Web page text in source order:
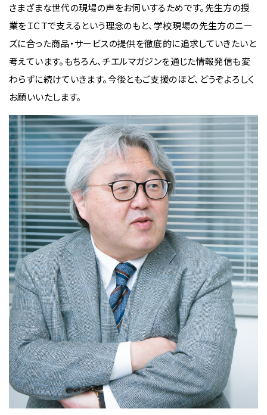
さまざまな世代の現場の声をお伺いするためです。先生方の授
業をＩＣＴで支えるという理念のもと、学校現場の先生方のニー
ズに合った商品・サービスの提供を徹底的に追求していきたいと
考えています。もちろん、チエルマガジンを通じた情報発信も変
わらずに続けていきます。今後ともご支援のほど、どうぞよろしく
お願いいたします。